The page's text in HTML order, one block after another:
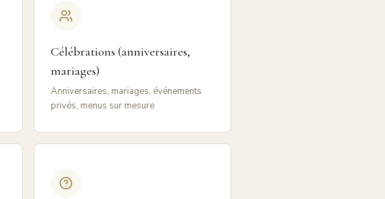
Célébrations (anniversaires,
mariages)
Anniversaires, mariages, événements
privés, menus sur mesure